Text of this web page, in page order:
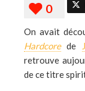
On avait
Hardcorede
retrouve
de ce titre